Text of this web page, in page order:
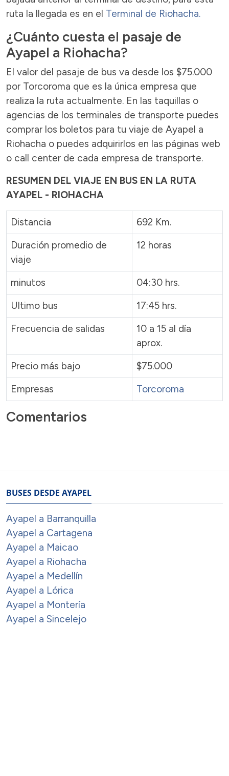
ruta la llegada es en el Terminal de Riohacha.
¿Cuánto cuesta el pasaje de
Ayapel a Riohacha?
El valor del pasaje de bus va desde los $75.000
por Torcoroma que es la única empresa que
realiza la ruta actualmente. En las taquillas o
agencias de los terminales de transporte puedes
comprar los boletos para tu viaje de Ayapel a
Riohacha o puedes adquirirlos en las páginas web
o call center de cada empresa de transporte.
RESUMEN DEL VIAJE EN BUS EN LA RUTA
AYAPEL - RIOHACHA
Distancia
692 Km.
Duración promedio de
viaje
12 horas
minutos
04:30 hrs.
Ultimo bus
17:45 hrs.
Frecuencia de salidas
10 a 15 al día
aprox.
Precio más bajo
$75.000
Empresas
Torcoroma
Comentarios
BUSES DESDE AYAPEL
Ayapel a Barranquilla
Ayapel a Cartagena
Ayapel a Maicao
Ayapel a Riohacha
Ayapel a Medellín
Ayapel a Lórica
Ayapel a Montería
Ayapel a Sincelejo